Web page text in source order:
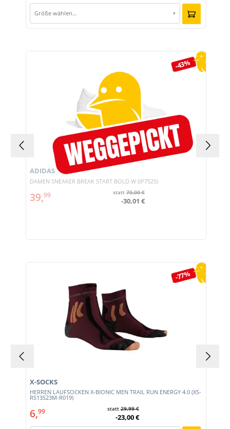
Größe wählen… ▾
-43%
DAMEN SNEAKER BREAK START BOLD W (JP7525)
ADIDAS
39,99 statt70,00 €
-30,01 €
-77%
HERREN LAUFSOCKEN X-BIONIC MEN TRAIL RUN ENERGY 4.0 (XS-
RS13S23M-R019)
X-SOCKS
6,99 statt29,99 €
-23,00 €